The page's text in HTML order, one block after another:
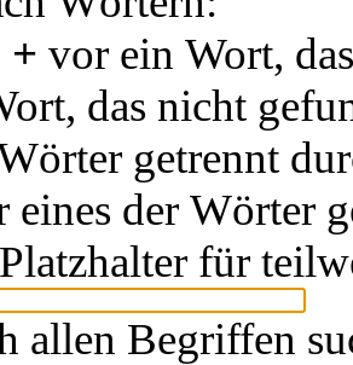
+ vor ein Wort,
das nicht
getrennt
eines der Wörter
für
allen Begriffen